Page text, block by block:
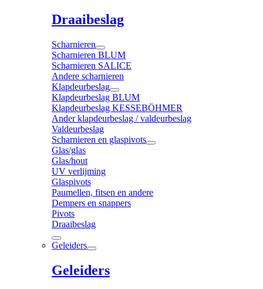
Draaibeslag
Scharnieren
Scharnieren BLUM
Scharnieren SALICE
Andere scharnieren
Klapdeurbeslag
Klapdeurbeslag BLUM
Klapdeurbeslag KESSEBÖHMER
Ander klapdeurbeslag / valdeurbeslag
Valdeurbeslag
Scharnieren en glaspivots
Glas/glas
Glas/hout
UV verlijming
Glaspivots
Paumellen, fitsen en andere
Dempers en snappers
Pivots
Draaibeslag
Geleiders
Geleiders